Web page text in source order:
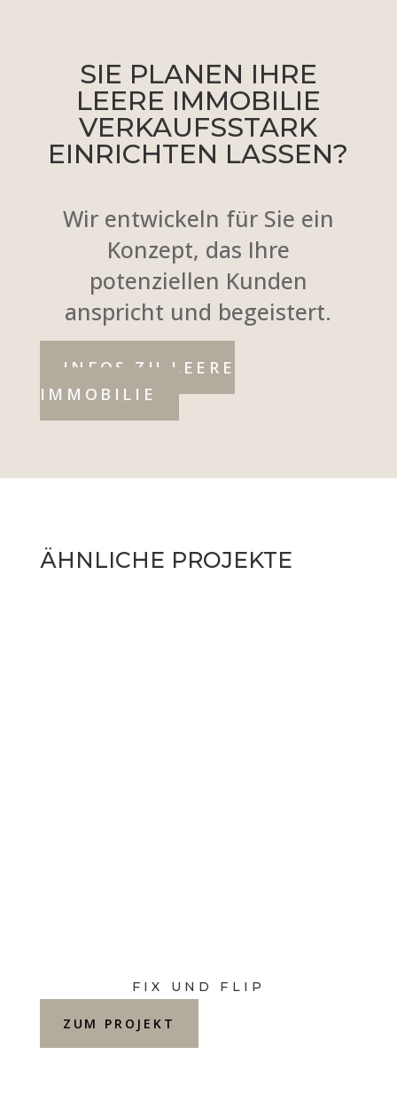
SIE PLANEN IHRE
LEERE IMMOBILIE
VERKAUFSSTARK
EINRICHTEN LASSEN?
Wir entwickeln für Sie ein
Konzept, das Ihre
potenziellen Kunden
anspricht und begeistert.
INFOS ZU LEERE
IMMOBILIE
ÄHNLICHE PROJEKTE
FIX UND FLIP
ZUM PROJEKT